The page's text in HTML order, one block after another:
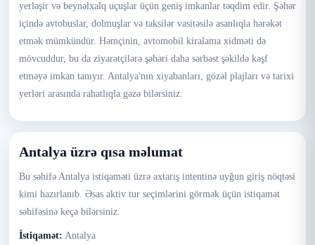
yerləşir və beynəlxalq uçuşlar üçün geniş imkanlar təqdim edir. Şəhər
içində avtobuslar, dolmuşlar və taksilər vasitəsilə asanlıqla hərəkət
etmək mümkündür. Həmçinin, avtomobil kiralama xidməti də
mövcuddur, bu da ziyarətçilərə şəhəri daha sərbəst şəkildə kəşf
etməyə imkan tanıyır. Antalya'nın xiyabanları, gözəl plajları və tarixi
yerləri arasında rahatlıqla gəzə bilərsiniz.
Antalya üzrə qısa məlumat
Bu səhifə Antalya istiqaməti üzrə axtarış intentinə uyğun giriş nöqtəsi
kimi hazırlanıb. Əsas aktiv tur seçimlərini görmək üçün istiqamət
səhifəsinə keçə bilərsiniz.
İstiqamət: Antalya